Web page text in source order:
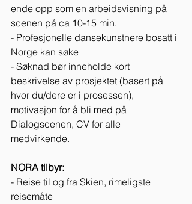
ende opp som en arbeidsvisning på
scenen på ca 10-15 min.
- Profesjonelle dansekunstnere bosatt i
Norge kan søke
- Søknad bør inneholde kort
beskrivelse av prosjektet (basert på
hvor du/dere er i prosessen),
motivasjon for å bli med på
Dialogscenen, CV for alle
medvirkende.
NORA tilbyr:
- Reise til og fra Skien, rimeligste
reisemåte